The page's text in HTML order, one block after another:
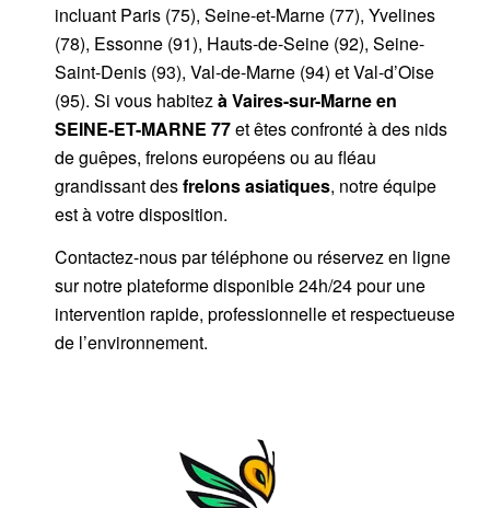
incluant Paris (75), Seine-et-Marne (77), Yvelines
(78), Essonne (91), Hauts-de-Seine (92), Seine-
Saint-Denis (93), Val-de-Marne (94) et Val-d’Oise
(95). Si vous habitez à Vaires-sur-Marneen
SEINE-ET-MARNE 77et êtes confronté à des nids
de guêpes, frelons européens ou au fléau
grandissant desfrelons asiatiques, notre équipe
est à votre disposition.
Contactez-nous partéléphoneou réservez en ligne
sur notre plateforme disponible 24h/24pour une
intervention rapide, professionnelle et respectueuse
de l’environnement.